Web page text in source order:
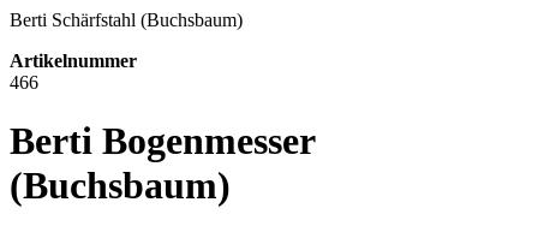
Berti Schärfstahl (Buchsbaum)
Artikelnummer
466
Berti Bogenmesser
(Buchsbaum)